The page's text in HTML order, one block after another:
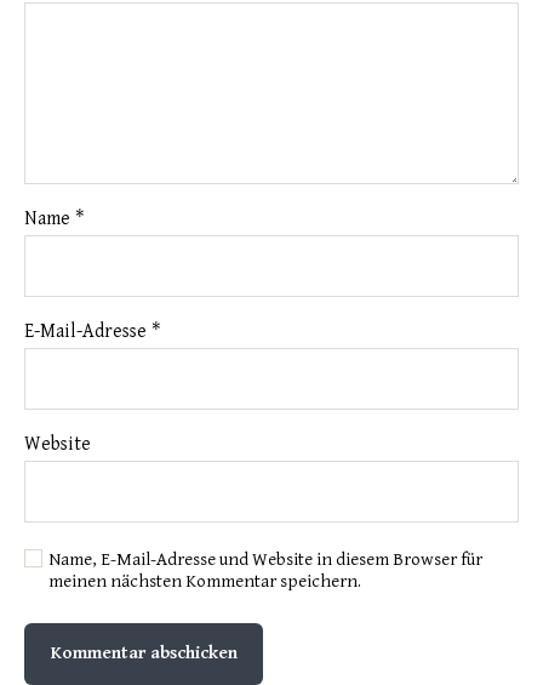
Name *
E-Mail-Adresse *
Website
Name, E-Mail-Adresse und Website in diesem Browser für
meinen nächsten Kommentar speichern.